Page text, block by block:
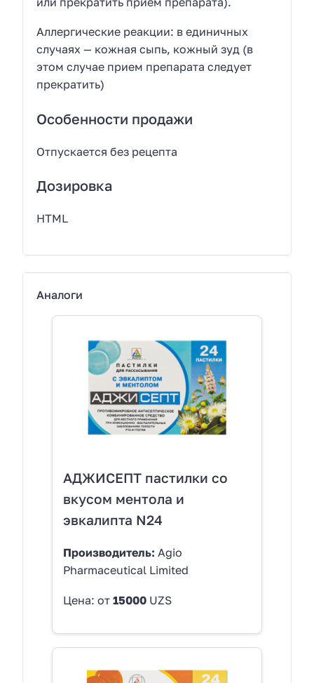
Аллергические реакции: в единичных
случаях — кожная сыпь, кожный зуд (в
этом случае прием препарата следует
прекратить)
Особенности продажи
Отпускается без рецепта
Дозировка
HTML
Аналоги
АДЖИСЕПТ пастилки со
вкусом ментола и
эвкалипта N24
Производитель: Agio
Pharmaceutical Limited
Цена: от 15000 UZS